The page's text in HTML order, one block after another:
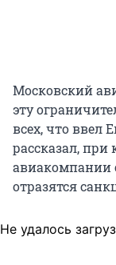
Московский
эту
всех, что ввел
рассказал,
авиакомпании
отразятся
Не удалось